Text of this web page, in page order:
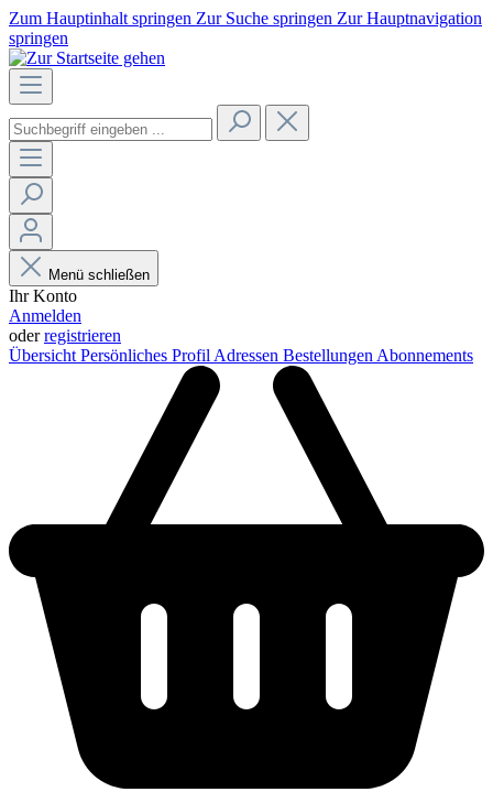
Zum Hauptinhalt springen Zur Suche springen Zur Hauptnavigation
springen
Menü schließen
Ihr Konto
Anmelden
oderregistrieren
Übersicht Persönliches Profil Adressen Bestellungen Abonnements